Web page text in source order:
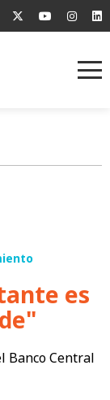
es
Banco Central